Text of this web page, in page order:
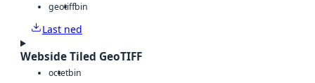
geotiffbin
Last ned
Webside Tiled GeoTIFF
octetbin